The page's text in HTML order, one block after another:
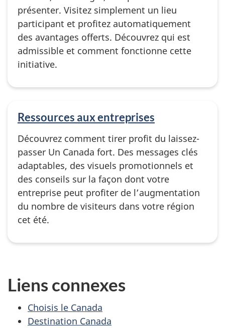
présenter. Visitez simplement un lieu
participant et profitez automatiquement
des avantages offerts. Découvrez qui est
admissible et comment fonctionne cette
initiative.
Ressources aux entreprises
Découvrez comment tirer profit du laissez-
passer Un Canada fort. Des messages clés
adaptables, des visuels promotionnels et
des conseils sur la façon dont votre
entreprise peut profiter de l’augmentation
du nombre de visiteurs dans votre région
cet été.
Liens connexes
Choisis le Canada
Destination Canada